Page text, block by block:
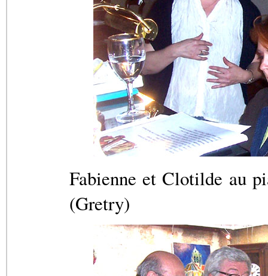
Fabienne et Clotilde au
(Gretry)